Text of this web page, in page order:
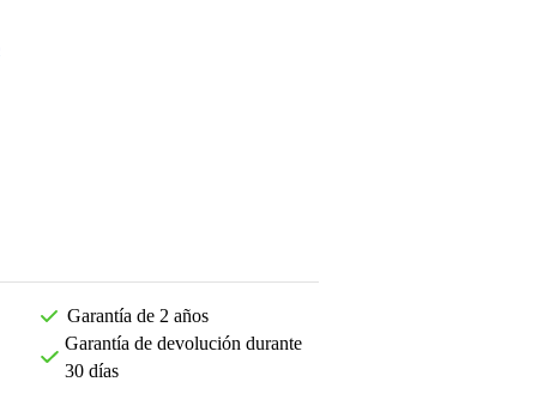
Garantía de 2 años
Garantía de devolución durante
30 días